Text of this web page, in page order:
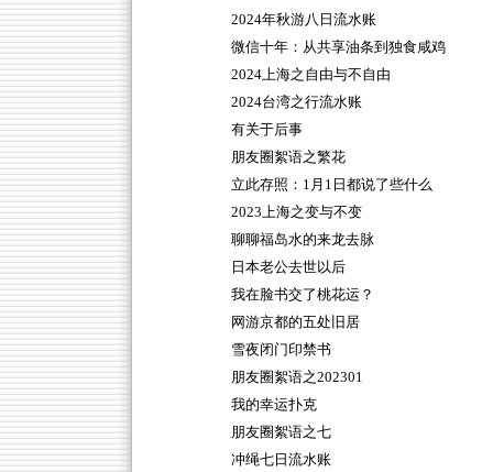
2024年秋游八日流水账
微信十年：从共享油条到独食咸鸡
2024上海之自由与不自由
2024台湾之行流水账
有关于后事
朋友圈絮语之繁花
立此存照：1月1日都说了些什么
2023上海之变与不变
聊聊福岛水的来龙去脉
日本老公去世以后
我在脸书交了桃花运？
网游京都的五处旧居
雪夜闭门印禁书
朋友圈絮语之202301
我的幸运扑克
朋友圈絮语之七
冲绳七日流水账